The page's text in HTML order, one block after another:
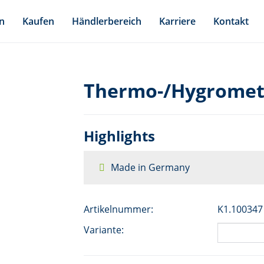
Kaufen Händlerbereich Karriere Kontakt
Thermo-/
Highlights
Made in Germany
Artikelnummer:
K1.100347
Variante: